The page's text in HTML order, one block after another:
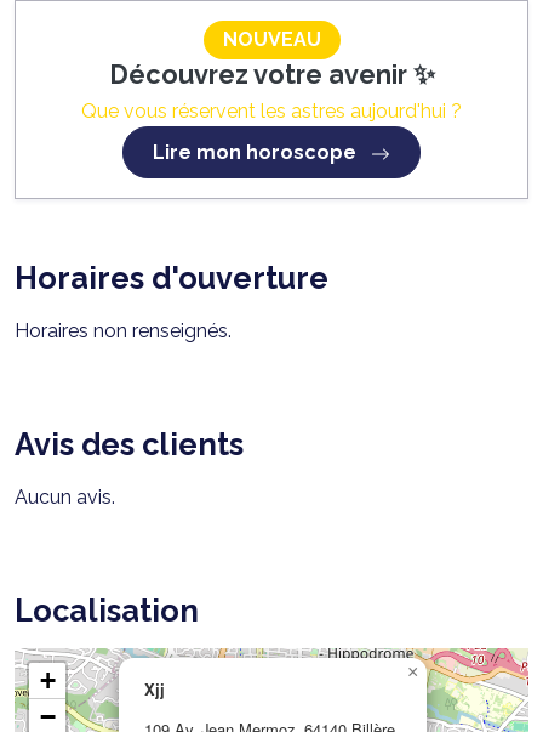
NOUVEAU
Découvrez votre avenir ✨
Que vous réservent les astres aujourd'hui ?
Lire mon horoscope
Horaires d'ouverture
Horaires non renseignés.
Avis des clients
Aucun avis.
Localisation
Xjj
×
+
−